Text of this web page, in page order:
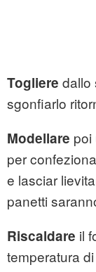
Togliere dallo
sgonfiarlo
Modellare poi
per
e lasciar
panetti
Riscaldare il
temperatura